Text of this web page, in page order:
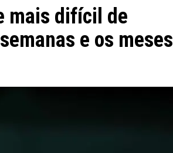
mais difícil de
e os meses